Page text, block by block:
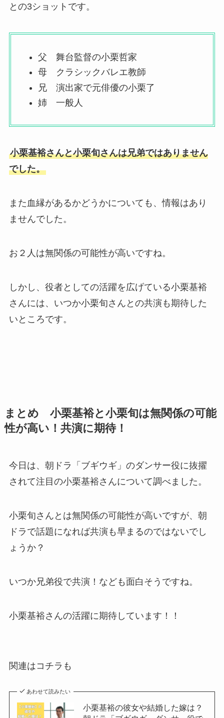
との3ショットです。
父 舞台監督の小栗哲家
母 クラシックバレエ教師
兄 演出家で元俳優の小栗了
姉 一般人
小栗基裕さんと小栗旬さんは兄弟ではありません
でした。
また血縁があるかどうかについても、情報はあり
ませんでした。
お２人は無関係の可能性が高いですね。
しかし、役者としての活躍を広げている小栗基裕
さんには、いつか小栗旬さんとの共演も期待した
いところです。
まとめ 小栗基裕と小栗旬は無関係の可能
性が高い！共演に期待！
今日は、朝ドラ「ブギウギ」のダンサー役に抜擢
されて注目の小栗基裕さんについて調べました。
小栗旬さんとは無関係の可能性が高いですが、朝
ドラで話題になれば共演も早まるのではないでし
ょうか？
いつか兄弟役で共演！なども面白そうですね。
小栗基裕さんの活躍に期待しています！！
関連はコチラも
あわせて読みたい
小栗基裕の彼女や結婚した嫁は？